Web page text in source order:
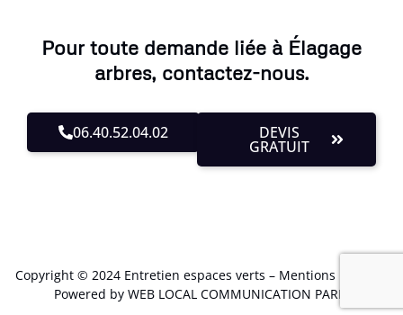
Pour toute demande liée à Élagage
arbres, contactez-nous.
06.40.52.04.02 DEVIS
GRATUIT
Copyright © 2024 Entretien espaces verts – Mentions Légales
Powered by WEB LOCAL COMMUNICATION PARIS